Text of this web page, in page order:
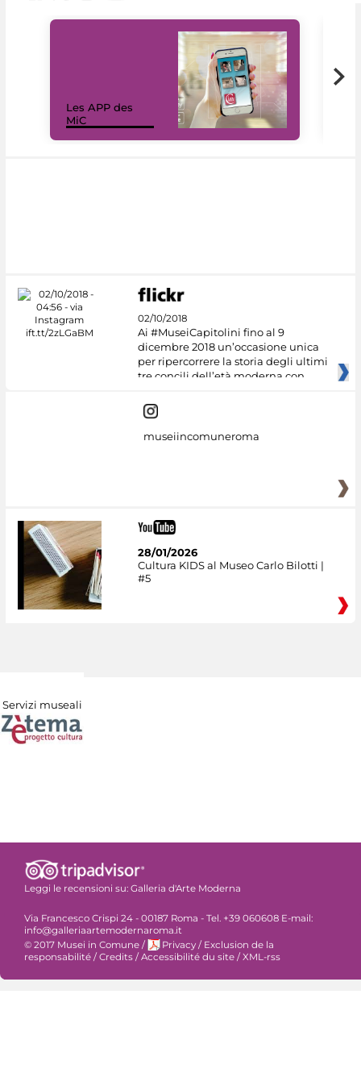
Les APP des
MiC
02/10/2018
Ai #MuseiCapitolini fino al 9
dicembre 2018 un’occasione unica
per ripercorrere la storia degli ultimi
tre concili dell’età moderna con
museiincomuneroma
28/01/2026
Cultura KIDS al Museo Carlo Bilotti |
#5
Servizi museali
Leggi le recensioni su: Galleria d'Arte Moderna
Via Francesco Crispi 24 - 00187 Roma - Tel. +39 060608 E-mail:
info@galleriaartemodernaroma.it
© 2017 Musei in Comune / Privacy / Exclusion de la
responsabilité / Credits / Accessibilité du site / XML-rss